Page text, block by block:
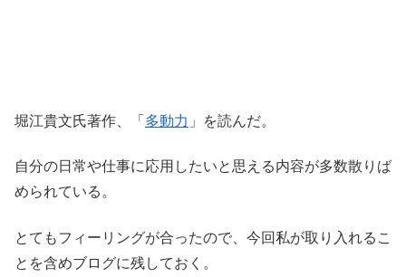
堀江貴文氏著作、「 多動力 」を読んだ。
自分の日常や仕事に応用したいと思える内容が多数散りば
められている。
とてもフィーリングが合ったので、今回私が取り入れるこ
とを含めブログに残しておく。